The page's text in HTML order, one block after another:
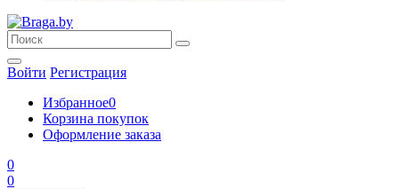
Войти Регистрация
Избранное0
Корзина покупок
Оформление заказа
0
0